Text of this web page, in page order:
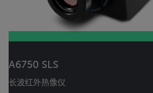
A6750 SLS
长波红外热像仪